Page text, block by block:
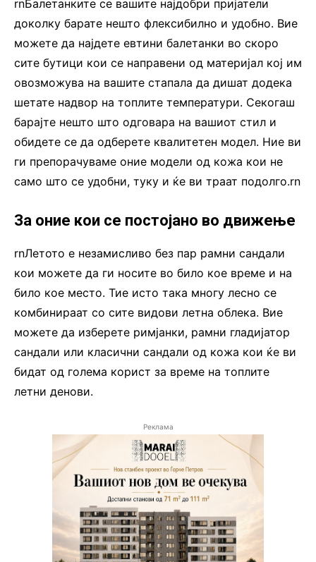
rnБалетанките се вашите најдобри пријатели
доколку барате нешто флексибилно и удобно. Вие
можете да најдете евтини балетанки во скоро
сите бутици кои се направени од материјал кој им
овозможува на вашите стапала да дишат додека
шетате надвор на топлите температури. Секогаш
барајте нешто што одговара на вашиот стил и
обидете се да одберете квалитетен модел. Ние ви
ги препорачуваме оние модели од кожа кои не
само што се удобни, туку и ќе ви траат подолго.rn
За оние кои се постојано во движење
rnЛетото е незамисливо без пар рамни сандали
кои можете да ги носите во било кое време и на
било кое место. Тие исто така многу лесно се
комбинираат со сите видови летна облека. Вие
можете да изберете римјанки, рамни гладијатор
сандали или класични сандали од кожа кои ќе ви
бидат од голема корист за време на топлите
летни денови.
Реклама